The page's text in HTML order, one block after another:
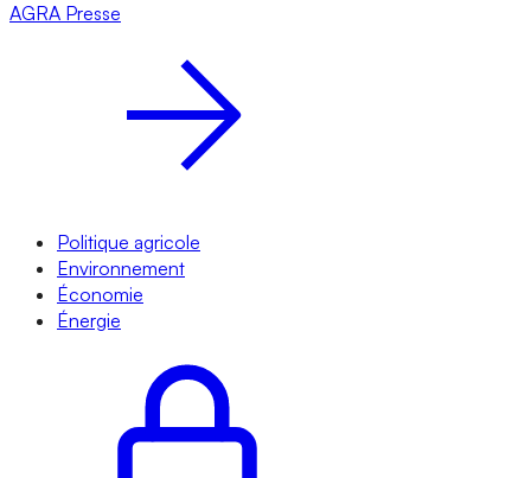
AGRA Presse
Politique agricole
Environnement
Économie
Énergie